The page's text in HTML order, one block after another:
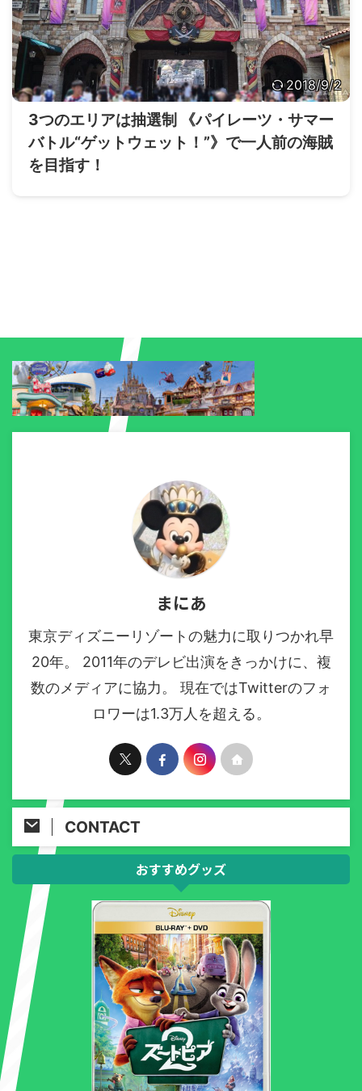
2018/9/2
3つのエリアは抽選制 《パイレーツ・サマー
バトル“ゲットウェット！”》で一人前の海賊
を目指す！
まにあ
東京ディズニーリゾートの魅力に取りつかれ早
20年。 2011年のデレビ出演をきっかけに、複
数のメディアに協力。 現在ではTwitterのフォ
ロワーは1.3万人を超える。
CONTACT
おすすめグッズ